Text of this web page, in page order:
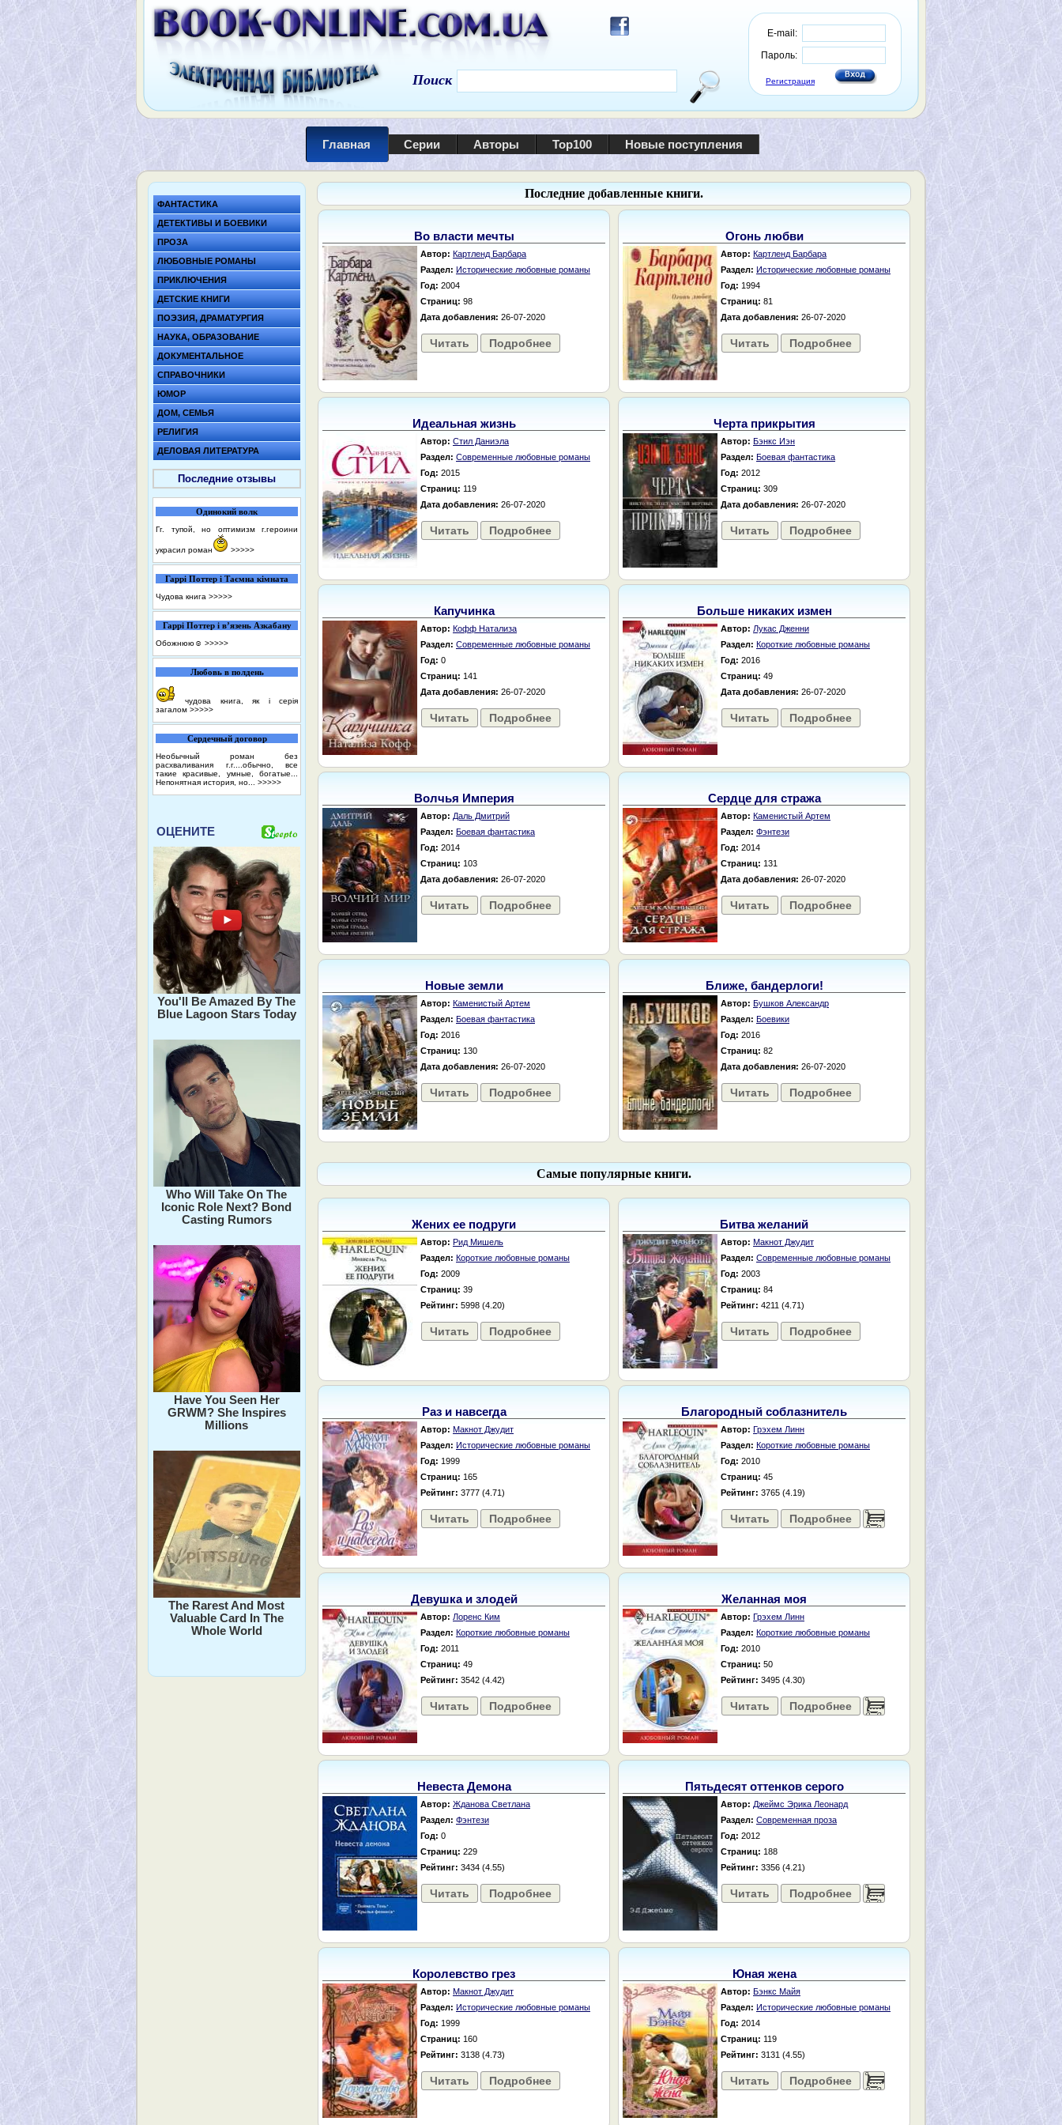
E-mail:
Пароль:
Регистрация
Поиск
Главная Серии Авторы Top100 Новые поступления
ФАНТАСТИКА
ДЕТЕКТИВЫ И БОЕВИКИ
ПРОЗА
ЛЮБОВНЫЕ РОМАНЫ
ПРИКЛЮЧЕНИЯ
ДЕТСКИЕ КНИГИ
ПОЭЗИЯ, ДРАМАТУРГИЯ
НАУКА, ОБРАЗОВАНИЕ
ДОКУМЕНТАЛЬНОЕ
СПРАВОЧНИКИ
ЮМОР
ДОМ, СЕМЬЯ
РЕЛИГИЯ
ДЕЛОВАЯ ЛИТЕРАТУРА
Последние отзывы
Одинокий волк
Гг. тупой, но оптимизм г.героини
украсил роман >>>>>
Гаррі Поттер і Таємна кімната
Чудова книга >>>>>
Гаррі Поттер і в’язень Азкабану
Обожнюю☺️ >>>>>
Любовь в полдень
чудова книга, як і серія
загалом >>>>>
Сердечный договор
Необычный роман без
расхваливания г.г....обычно, все
такие красивые, умные, богатые...
Непонятная история, но... >>>>>
ОЦЕНИТЕ
You'll Be Amazed By The
Blue Lagoon Stars Today
Who Will Take On The
Iconic Role Next? Bond
Casting Rumors
Have You Seen Her
GRWM? She Inspires
Millions
The Rarest And Most
Valuable Card In The
Whole World
Последние добавленные книги.
Во власти мечты
Автор: Картленд Барбара
Раздел: Исторические любовные романы
Год: 2004
Страниц: 98
Дата добавления: 26-07-2020
Читать Подробнее
Огонь любви
Автор: Картленд Барбара
Раздел: Исторические любовные романы
Год: 1994
Страниц: 81
Дата добавления: 26-07-2020
Читать Подробнее
Идеальная жизнь
Автор: Стил Даниэла
Раздел: Современные любовные романы
Год: 2015
Страниц: 119
Дата добавления: 26-07-2020
Читать Подробнее
Черта прикрытия
Автор: Бэнкс Иэн
Раздел: Боевая фантастика
Год: 2012
Страниц: 309
Дата добавления: 26-07-2020
Читать Подробнее
Капучинка
Автор: Кофф Натализа
Раздел: Современные любовные романы
Год: 0
Страниц: 141
Дата добавления: 26-07-2020
Читать Подробнее
Больше никаких измен
Автор: Лукас Дженни
Раздел: Короткие любовные романы
Год: 2016
Страниц: 49
Дата добавления: 26-07-2020
Читать Подробнее
Волчья Империя
Автор: Даль Дмитрий
Раздел: Боевая фантастика
Год: 2014
Страниц: 103
Дата добавления: 26-07-2020
Читать Подробнее
Сердце для стража
Автор: Каменистый Артем
Раздел: Фэнтези
Год: 2014
Страниц: 131
Дата добавления: 26-07-2020
Читать Подробнее
Новые земли
Автор: Каменистый Артем
Раздел: Боевая фантастика
Год: 2016
Страниц: 130
Дата добавления: 26-07-2020
Читать Подробнее
Ближе, бандерлоги!
Автор: Бушков Александр
Раздел: Боевики
Год: 2016
Страниц: 82
Дата добавления: 26-07-2020
Читать Подробнее
Самые популярные книги.
Жених ее подруги
Автор: Рид Мишель
Раздел: Короткие любовные романы
Год: 2009
Страниц: 39
Рейтинг: 5998 (4.20)
Читать Подробнее
Битва желаний
Автор: Макнот Джудит
Раздел: Современные любовные романы
Год: 2003
Страниц: 84
Рейтинг: 4211 (4.71)
Читать Подробнее
Раз и навсегда
Автор: Макнот Джудит
Раздел: Исторические любовные романы
Год: 1999
Страниц: 165
Рейтинг: 3777 (4.71)
Читать Подробнее
Благородный соблазнитель
Автор: Грэхем Линн
Раздел: Короткие любовные романы
Год: 2010
Страниц: 45
Рейтинг: 3765 (4.19)
Читать Подробнее ......
Девушка и злодей
Автор: Лоренс Ким
Раздел: Короткие любовные романы
Год: 2011
Страниц: 49
Рейтинг: 3542 (4.42)
Читать Подробнее
Желанная моя
Автор: Грэхем Линн
Раздел: Короткие любовные романы
Год: 2010
Страниц: 50
Рейтинг: 3495 (4.30)
Читать Подробнее ......
Невеста Демона
Автор: Жданова Светлана
Раздел: Фэнтези
Год: 0
Страниц: 229
Рейтинг: 3434 (4.55)
Читать Подробнее
Пятьдесят оттенков серого
Автор: Джеймс Эрика Леонард
Раздел: Современная проза
Год: 2012
Страниц: 188
Рейтинг: 3356 (4.21)
Читать Подробнее ......
Королевство грез
Автор: Макнот Джудит
Раздел: Исторические любовные романы
Год: 1999
Страниц: 160
Рейтинг: 3138 (4.73)
Читать Подробнее
Юная жена
Автор: Бэнкс Майя
Раздел: Исторические любовные романы
Год: 2014
Страниц: 119
Рейтинг: 3131 (4.55)
Читать Подробнее ......